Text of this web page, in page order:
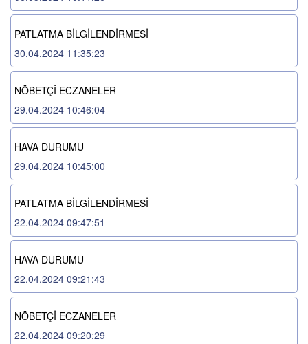
PATLATMA BİLGİLENDİRMESİ
30.04.2024 11:35:23
NÖBETÇİ ECZANELER
29.04.2024 10:46:04
HAVA DURUMU
29.04.2024 10:45:00
PATLATMA BİLGİLENDİRMESİ
22.04.2024 09:47:51
HAVA DURUMU
22.04.2024 09:21:43
NÖBETÇİ ECZANELER
22.04.2024 09:20:29